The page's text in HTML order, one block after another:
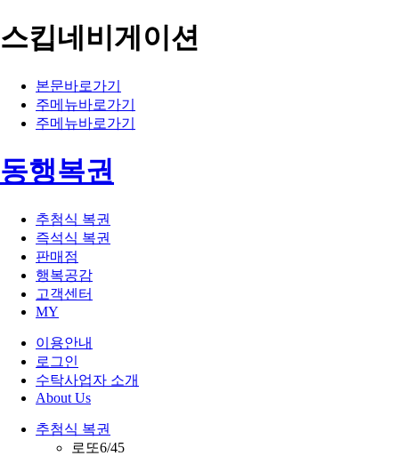
스킵네비게이션
본문바로가기
주메뉴바로가기
주메뉴바로가기
동행복권
추첨식 복권
즉석식 복권
판매점
행복공감
고객센터
MY
이용안내
로그인
수탁사업자 소개
About Us
추첨식 복권
로또6/45